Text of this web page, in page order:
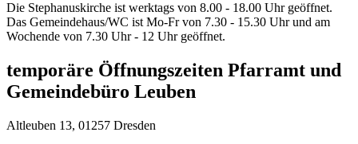
Die Stephanuskirche ist werktags von 8.00 - 18.00 Uhr geöffnet.
Das Gemeindehaus/WC ist Mo-Fr von 7.30 - 15.30 Uhr und am
Wochende von 7.30 Uhr - 12 Uhr geöffnet.
temporäre Öffnungszeiten Pfarramt und
Gemeindebüro Leuben
Altleuben 13, 01257 Dresden